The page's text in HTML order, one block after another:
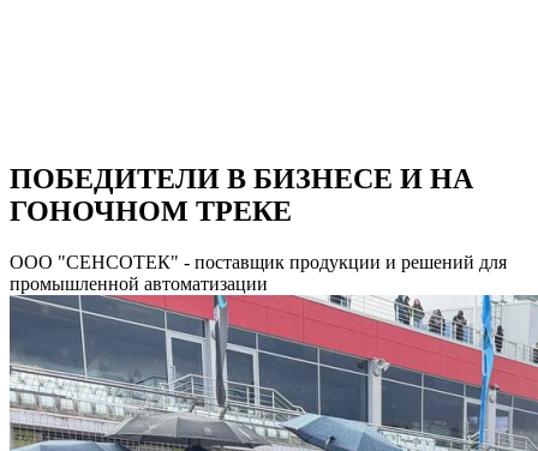
ПОБЕДИТЕЛИ В БИЗНЕСЕ И НА
ГОНОЧНОМ ТРЕКЕ
ООО "СЕНСОТЕК" - поставщик продукции и решений для
промышленной автоматизации